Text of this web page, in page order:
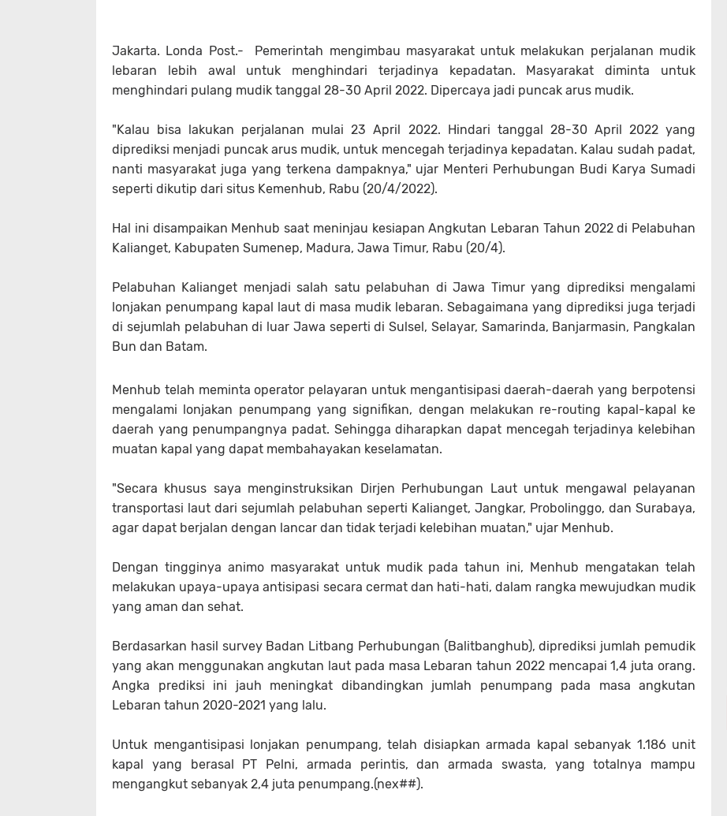
Jakarta. Londa Post.- Pemerintah mengimbau masyarakat untuk melakukan perjalanan mudik
lebaran lebih awal untuk menghindari terjadinya kepadatan. Masyarakat diminta untuk
menghindari pulang mudik tanggal 28-30 April 2022. Dipercaya jadi puncak arus mudik.
"Kalau bisa lakukan perjalanan mulai 23 April 2022. Hindari tanggal 28-30 April 2022 yang
diprediksi menjadi puncak arus mudik, untuk mencegah terjadinya kepadatan. Kalau sudah padat,
nanti masyarakat juga yang terkena dampaknya," ujar Menteri Perhubungan Budi Karya Sumadi
seperti dikutip dari situs Kemenhub, Rabu (20/4/2022).
Hal ini disampaikan Menhub saat meninjau kesiapan Angkutan Lebaran Tahun 2022 di Pelabuhan
Kalianget, Kabupaten Sumenep, Madura, Jawa Timur, Rabu (20/4).
Pelabuhan Kalianget menjadi salah satu pelabuhan di Jawa Timur yang diprediksi mengalami
lonjakan penumpang kapal laut di masa mudik lebaran. Sebagaimana yang diprediksi juga terjadi
di sejumlah pelabuhan di luar Jawa seperti di Sulsel, Selayar, Samarinda, Banjarmasin, Pangkalan
Bun dan Batam.
Menhub telah meminta operator pelayaran untuk mengantisipasi daerah-daerah yang berpotensi
mengalami lonjakan penumpang yang signifikan, dengan melakukan re-routing kapal-kapal ke
daerah yang penumpangnya padat. Sehingga diharapkan dapat mencegah terjadinya kelebihan
muatan kapal yang dapat membahayakan keselamatan.
"Secara khusus saya menginstruksikan Dirjen Perhubungan Laut untuk mengawal pelayanan
transportasi laut dari sejumlah pelabuhan seperti Kalianget, Jangkar, Probolinggo, dan Surabaya,
agar dapat berjalan dengan lancar dan tidak terjadi kelebihan muatan," ujar Menhub.
Dengan tingginya animo masyarakat untuk mudik pada tahun ini, Menhub mengatakan telah
melakukan upaya-upaya antisipasi secara cermat dan hati-hati, dalam rangka mewujudkan mudik
yang aman dan sehat.
Berdasarkan hasil survey Badan Litbang Perhubungan (Balitbanghub), diprediksi jumlah pemudik
yang akan menggunakan angkutan laut pada masa Lebaran tahun 2022 mencapai 1,4 juta orang.
Angka prediksi ini jauh meningkat dibandingkan jumlah penumpang pada masa angkutan
Lebaran tahun 2020-2021 yang lalu.
Untuk mengantisipasi lonjakan penumpang, telah disiapkan armada kapal sebanyak 1.186 unit
kapal yang berasal PT Pelni, armada perintis, dan armada swasta, yang totalnya mampu
mengangkut sebanyak 2,4 juta penumpang.(nex##).